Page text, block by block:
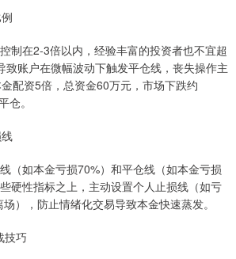
制在2-3倍以内，经验丰富的投资者也不宜超
致账户在微幅波动下触发平仓线，丧失操作主
配资5倍，总资金60万元，市场下跌约
仓。
（如本金亏损70%）和平仓线（如本金亏损
硬性指标之上，主动设置个人止损线（如亏
），防止情绪化交易导致本金快速蒸发。
技巧